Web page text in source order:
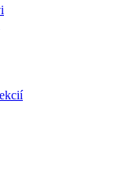
poradenstvo
náhrady funkcie
a navštívte nás.